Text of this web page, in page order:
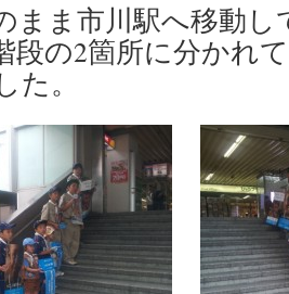
まま市川駅へ移動
段の2箇所に分かれ
。